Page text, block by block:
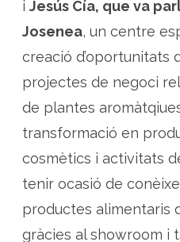
i Jesús Cía, que va
Josenea, un centre
creació d’oportunitats
projectes de negoci
de plantes
transformació en
cosmètics i activitats
tenir ocasió de
productes alimentaris
gràcies al showroom i